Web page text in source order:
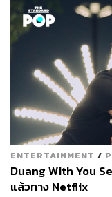
ENTERTAINMENT /
Duang With You
แล้วทาง Netflix